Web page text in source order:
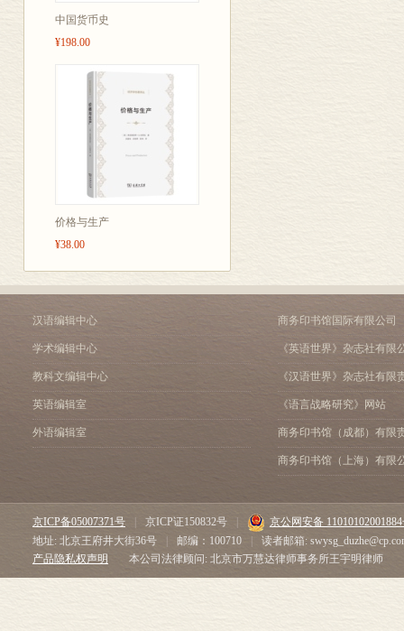
中国货币史
¥198.00
价格与生产
¥38.00
10．“事后”(ex post)与“事
第五章 货币均衡的第二
第六章 第三个货币均衡
第七章 货币均衡的无区
第八章 作为一种标准的
第九章 货币分析的方法
汉语编辑中心
学术编辑中心
教科文编辑中心
英语编辑室
外语编辑室
商务印书馆国际有限公司
《英语世界》杂志社有限
《汉语世界》杂志社有限
《语言战略研究》网站
商务印书馆（成都）有限
商务印书馆（上海）有限
京ICP备05007371号 京ICP证150832号
京公网安备
地址: 北京王府井大街36号
邮编：100710
读者邮箱:
产品隐私权声明
本公司法律顾问: 北京市万慧达律师事务所王宇明律师